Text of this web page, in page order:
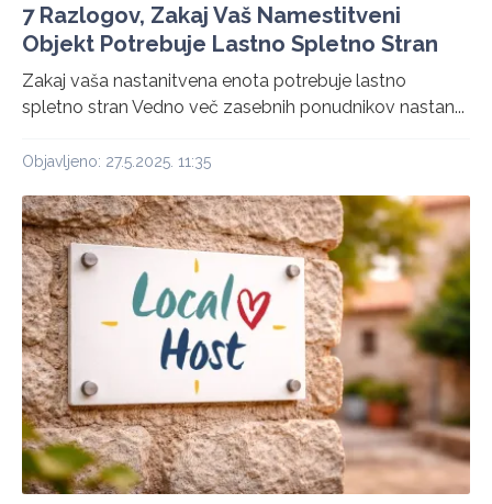
7 Razlogov, Zakaj Vaš Namestitveni
Objekt Potrebuje Lastno Spletno Stran
Zakaj vaša nastanitvena enota potrebuje lastno
spletno stran Vedno več zasebnih ponudnikov nastan...
Objavljeno: 27.5.2025. 11:35